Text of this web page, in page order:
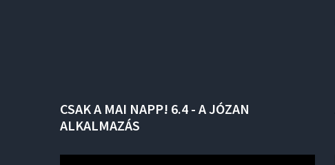
CSAKA MAI NAPP! 6.4 - AJÓZAN
ALKALMAZÁS